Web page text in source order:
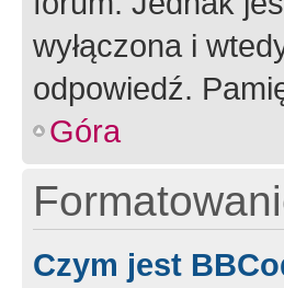
wyłączona i
odpowiedź.
Góra
Czym jest